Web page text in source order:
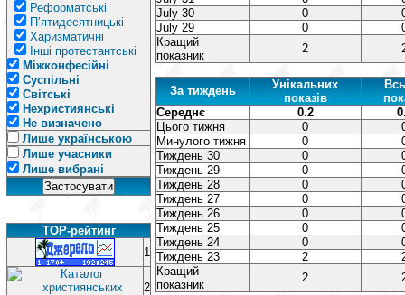
Реформатські
П’ятидесятницькі
Харизматичні
Інші протестантські
Міжконфесійні
Суспільні
Світські
Нехристиянські
Не визначено
Лише українською
Лише учасники
Лише вибрані
TOP-рейтинг
1
2
July 30
0
July 29
0
Кращий
показник
2
За тиждень
Унікальних
показів
Середнє
0.2
Цього тижня
0
Минулого тижня
0
Тиждень 30
0
Тиждень 29
0
Тиждень 28
0
Тиждень 27
0
Тиждень 26
0
Тиждень 25
0
Тиждень 24
0
Тиждень 23
2
Кращий
показник
2